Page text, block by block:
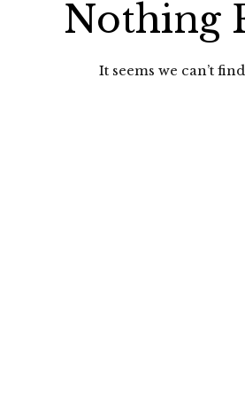
Nothing
It seems we can’t